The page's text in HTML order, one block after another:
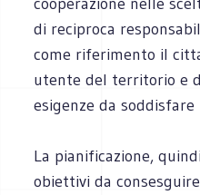
di reciproca
come riferimento il
utente del territorio e
esigenze da
La pianificazione,
obiettivi da